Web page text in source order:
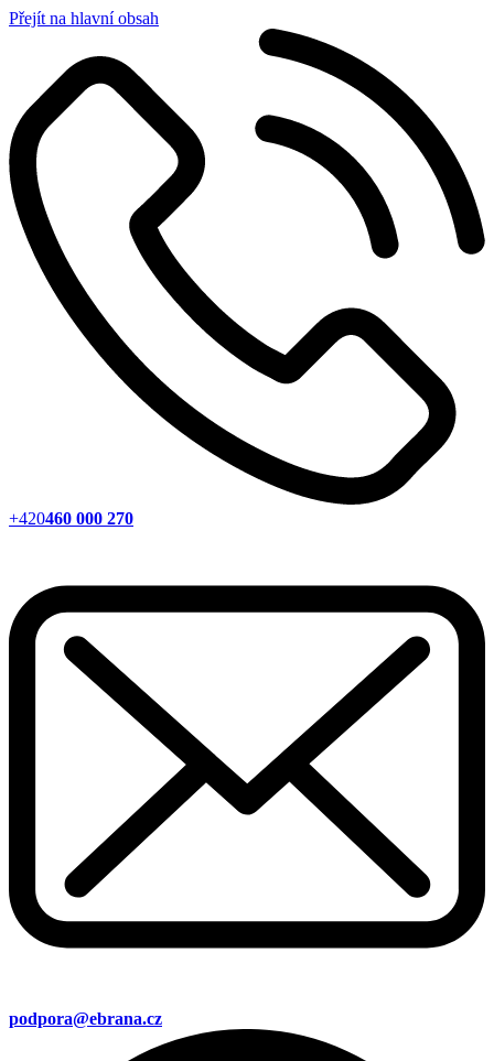
Přejít na hlavní obsah
+420460 000 270
podpora@ebrana.cz